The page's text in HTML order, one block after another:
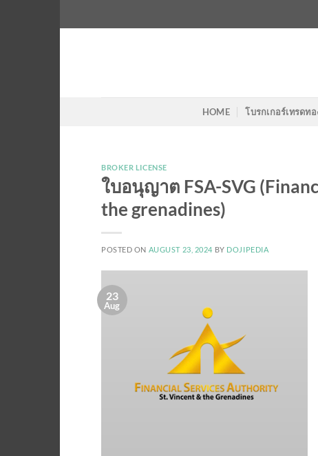
to
HOME โบรกเกอร์เทรดทอ
BROKER LICENSE
ใบอนุญาต FSA-SVG
the grenadines)
POSTED ON AUGUST 23, 2024 BY DOJIPEDIA
23
Aug